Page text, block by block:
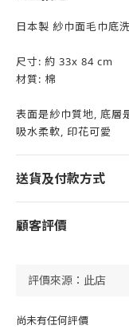
日本製 紗巾面毛巾底
尺寸: 約 33x 84 cm
材質: 棉
表面是紗巾質地, 底層
吸水柔軟, 印花可愛
送貨及付款方式
顧客評價
尚未有任何評價